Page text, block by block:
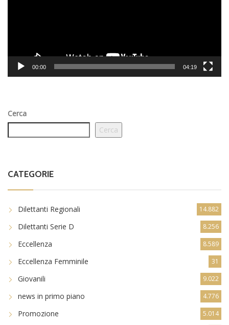
00:00 04:19
Cerca
Cerca
CATEGORIE
Dilettanti Regionali 14.882
Dilettanti Serie D 8.256
Eccellenza 8.589
Eccellenza Femminile 31
Giovanili 9.022
news in primo piano 4.776
Promozione 5.014